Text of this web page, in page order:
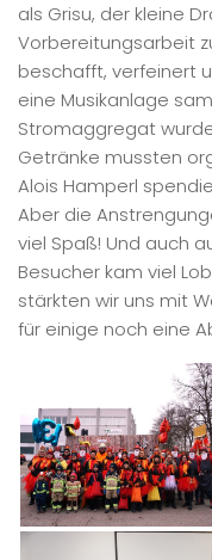
als Grisu, der kleine
Vorbereitungsarbeit
beschafft, verfeinert
eine Musikanlage
Stromaggregat
Getränke mussten
Alois Hamperl
Aber die
viel Spaß! Und auch
Besucher kam viel
stärkten wir uns mit
für einige noch eine